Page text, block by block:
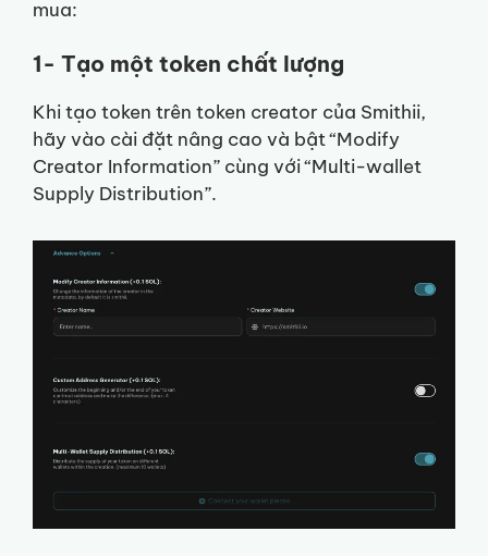
mua:
1- Tạo một token chất lượng
Khi tạo token trên token creator của Smithii,
hãy vào cài đặt nâng cao và bật “Modify
Creator Information” cùng với “Multi-wallet
Supply Distribution”.